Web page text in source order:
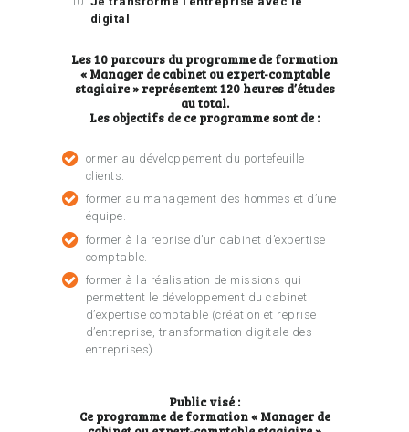
digital
Les 10 parcours du programme de formation
« Manager de cabinet ou expert-comptable
stagiaire » représentent 120 heures d’études
au total.
Les objectifs de ce programme sont de :
ormer au développement du portefeuille
clients.
former au management des hommes et d’une
équipe.
former à la reprise d’un cabinet d’expertise
comptable.
former à la réalisation de missions qui
permettent le développement du cabinet
d’expertise comptable (création et reprise
d’entreprise, transformation digitale des
entreprises).
Public visé :
Ce programme de formation « Manager de